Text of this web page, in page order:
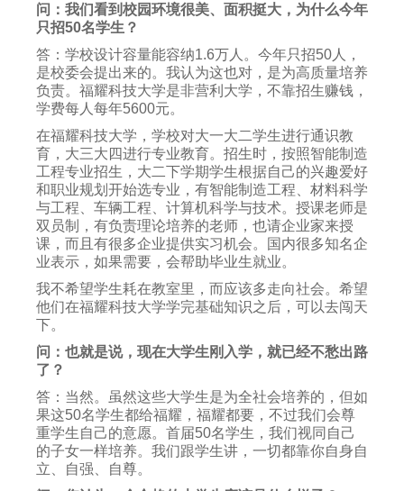
问：我们看到校园环境很美、面积挺大，为什么今年
只招50名学生？
答：学校设计容量能容纳1.6万人。今年只招50人，
是校委会提出来的。我认为这也对，是为高质量培养
负责。福耀科技大学是非营利大学，不靠招生赚钱，
学费每人每年5600元。
在福耀科技大学，学校对大一大二学生进行通识教
育，大三大四进行专业教育。招生时，按照智能制造
工程专业招生，大二下学期学生根据自己的兴趣爱好
和职业规划开始选专业，有智能制造工程、材料科学
与工程、车辆工程、计算机科学与技术。授课老师是
双员制，有负责理论培养的老师，也请企业家来授
课，而且有很多企业提供实习机会。国内很多知名企
业表示，如果需要，会帮助毕业生就业。
我不希望学生耗在教室里，而应该多走向社会。希望
他们在福耀科技大学学完基础知识之后，可以去闯天
下。
问：也就是说，现在大学生刚入学，就已经不愁出路
了？
答：当然。虽然这些大学生是为全社会培养的，但如
果这50名学生都给福耀，福耀都要，不过我们会尊
重学生自己的意愿。首届50名学生，我们视同自己
的子女一样培养。我们跟学生讲，一切都靠你自身自
立、自强、自尊。